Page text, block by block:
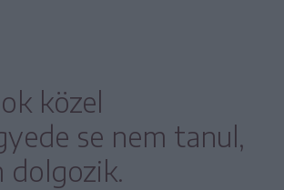
közel
se nem tanul,
dolgozik.